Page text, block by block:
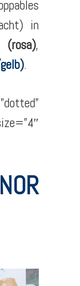
in
(rosa),
.